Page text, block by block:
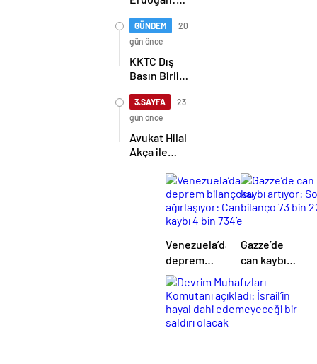
halkını asla
yalnız
bırakmayacağız
GÜNDEM
20
gün önce
KKTC Dış
Basın Birliği,
TDGF
arasında İş
Birliği
protokolü
imzalandı
3.SAYFA
23
gün önce
Avukat Hilal
Akça ile
Albayrak
dünya evine
Venezuela’da
deprem
bilançosu
ağırlaşıyor:
Can kaybı 4
bin 734’e
Gazze’de
can kaybı
artıyor: Son
bilanço 73
bin 221